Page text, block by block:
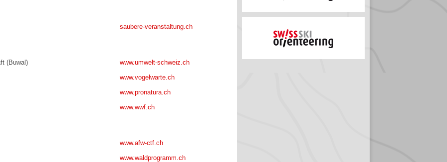
saubere-veranstaltung.ch
(Buwal)
www.umwelt-schweiz.ch
www.vogelwarte.ch
www.pronatura.ch
www.wwf.ch
www.afw-ctf.ch
www.waldprogramm.ch